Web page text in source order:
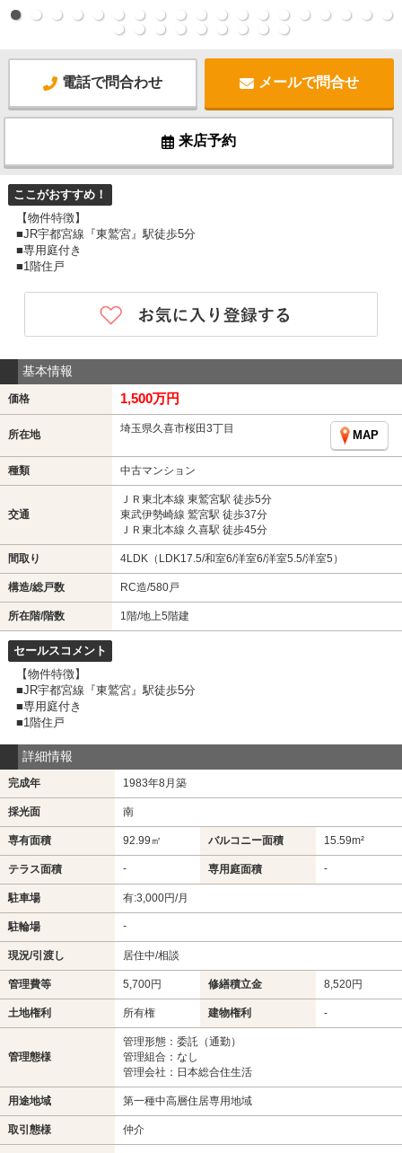
電話で問合わせ メールで問合せ
来店予約
ここがおすすめ！
【物件特徴】
■JR宇都宮線『東鷲宮』駅徒歩5分
■専用庭付き
■1階住戸
基本情報
価格 1,500万円
所在地 埼玉県久喜市桜田3丁目
MAP
種類 中古マンション
交通
ＪＲ東北本線 東鷲宮駅 徒歩5分
東武伊勢崎線 鷲宮駅 徒歩37分
ＪＲ東北本線 久喜駅 徒歩45分
間取り 4LDK（LDK17.5/和室6/洋室6/洋室5.5/洋室5）
構造/総戸数 RC造/580戸
所在階/階数 1階/地上5階建
セールスコメント
【物件特徴】
■JR宇都宮線『東鷲宮』駅徒歩5分
■専用庭付き
■1階住戸
詳細情報
完成年 1983年8月築
採光面 南
専有面積 92.99㎡ バルコニー面積 15.59m²
テラス面積 - 専用庭面積 -
駐車場 有:3,000円/月
駐輪場 -
現況/引渡し 居住中/相談
管理費等 5,700円 修繕積立金 8,520円
土地権利 所有権 建物権利 -
管理態様
管理形態：委託（通勤）
管理組合：なし
管理会社：日本総合住生活
用途地域 第一種中高層住居専用地域
取引態様 仲介